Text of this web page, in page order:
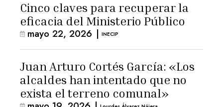
Cinco claves para recuperar la
eficacia del Ministerio Público
mayo 22, 2026 | INECIP
Juan Arturo Cortés García: «Los
alcaldes han intentado que no
exista el terreno comunal»